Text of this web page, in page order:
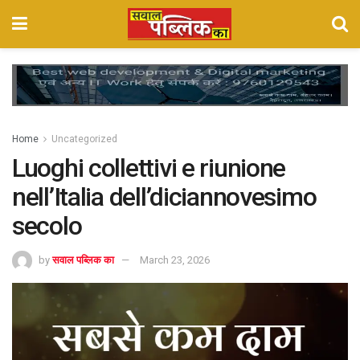
Home Uncategorized
Luoghi collettivi e riunione
nell’Italia dell’diciannovesimo
secolo
by सवाल पब्लिक का March 23, 2026